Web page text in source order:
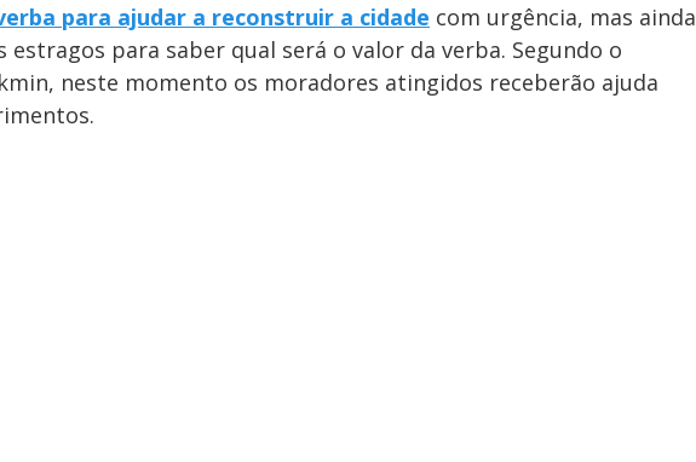
para ajudar a reconstruir a cidade com urgência, mas ainda
para saber qual será o valor da verba. Segundo o
neste momento os moradores atingidos receberão ajuda